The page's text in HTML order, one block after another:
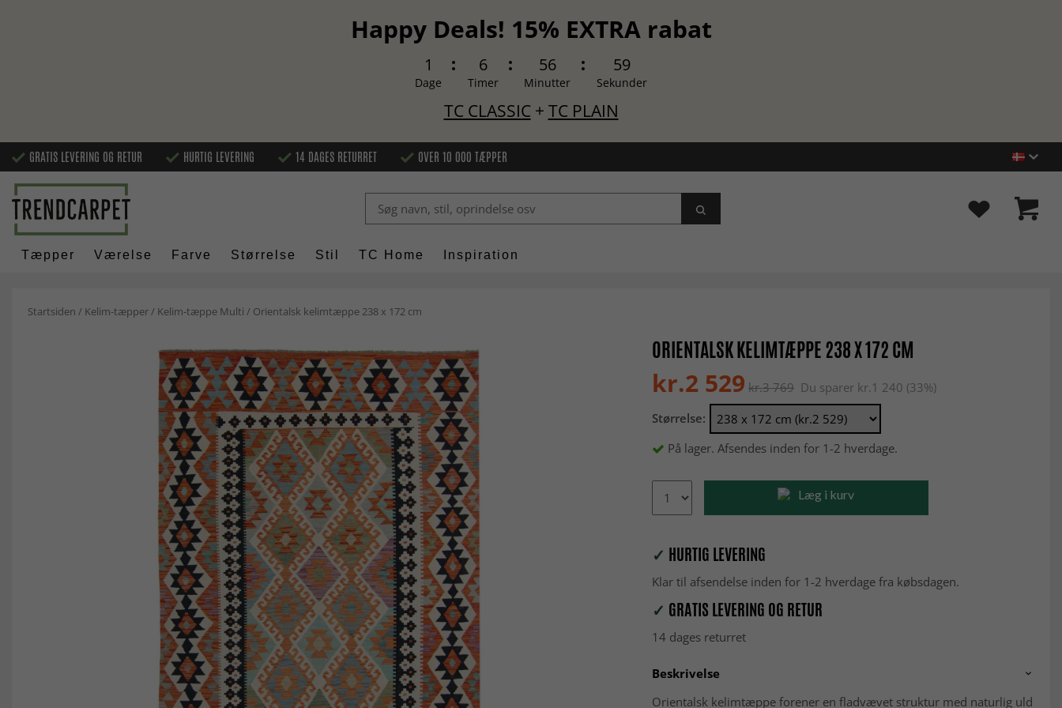
Happy Deals! 15% EXTRA rabat
1
Dage
6
Timer
56
Minutter
58
Sekunder
TC CLASSIC+ TC PLAIN
GRATIS LEVERING OG RETUR HURTIG LEVERING 14 DAGES RETURRET OVER 10 000 TÆPPER
Tæpper Værelse Farve Størrelse Stil TC Home Inspiration
Startsiden / Kelim-tæpper/ Kelim-tæppe Multi / Orientalsk kelimtæppe 238 x 172 cm
ORIENTALSK KELIMTÆPPE 238 X 172 CM
kr.2 529 kr.3 769Du sparer kr.1 240 (33%)
Størrelse:
På lager. Afsendes inden for 1-2 hverdage.
Læg i kurv
✓ HURTIG LEVERING
Klar til afsendelse inden for 1-2 hverdage fra købsdagen.
✓ GRATIS LEVERING OG RETUR
14 dages returret
Beskrivelse
Orientalsk kelimtæppe forener en fladvævet struktur med naturlig uld